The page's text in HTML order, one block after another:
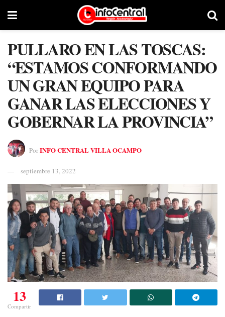
PULLARO EN LAS TOSCAS:
“ESTAMOS CONFORMANDO
UN GRAN EQUIPO PARA
GANAR LAS ELECCIONES Y
GOBERNAR LA PROVINCIA”
PorINFO CENTRAL VILLA OCAMPO
septiembre 13, 2022
13
Compartir